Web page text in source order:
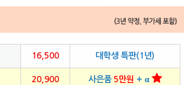
16,500 대학생 특판(1년)
20,900 사은품 5만원 + α